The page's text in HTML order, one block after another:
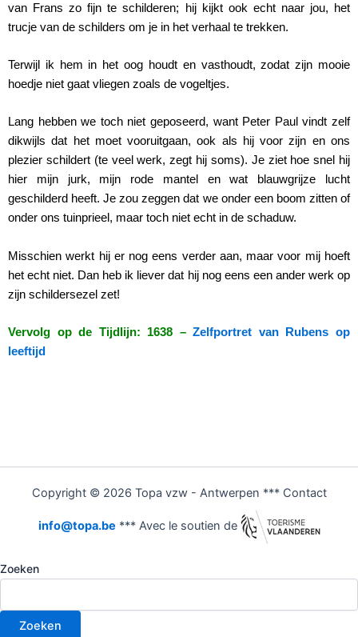
van Frans zo fijn te schilderen; hij kijkt ook echt naar jou, het
trucje van de schilders om je in het verhaal te trekken.
Terwijl ik hem in het oog houdt en vasthoudt, zodat zijn mooie
hoedje niet gaat vliegen zoals de vogeltjes.
Lang hebben we toch niet geposeerd, want Peter Paul vindt zelf
dikwijls dat het moet vooruitgaan, ook als hij voor zijn en ons
plezier schildert (te veel werk, zegt hij soms). Je ziet hoe snel hij
hier mijn jurk, mijn rode mantel en wat blauwgrijze lucht
geschilderd heeft. Je zou zeggen dat we onder een boom zitten of
onder ons tuinprieel, maar toch niet echt in de schaduw.
Misschien werkt hij er nog eens verder aan, maar voor mij hoeft
het echt niet. Dan heb ik liever dat hij nog eens een ander werk op
zijn schildersezel zet!
Vervolg op de Tijdlijn: 1638 –Zelfportret van Rubens op
leeftijd
Copyright © 2026 Topa vzw - Antwerpen *** Contact
info@topa.be *** Avec le soutien de
Zoeken
Zoeken